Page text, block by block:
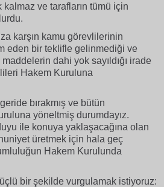
ve tarafların tümü için
karşın kamu görevlilerinin
eden bir teklifle gelinmediği ve
dahi yok sayıldığı irade
Hakem Kuruluna
bırakmış ve bütün
yöneltmiş durumdayız.
ile konuya yaklaşacağına olan
üretmek için hala geç
Hakem Kurulunda
bir şekilde vurgulamak istiyoruz: